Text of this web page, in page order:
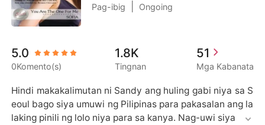
Mag-log out
Kunin ang APP
Bilyonaryo
Bahaghari
Mga Maikling Kwento
Pag-ibig Ongoing
5.0
0Komento(s)
1.8K
Tingnan
51
Mga Kabanata
Hindi makakalimutan ni Sandy ang huling gabi niya sa S
eoul bago siya umuwi ng Pilipinas para pakasalan ang la
laking pinili ng lolo niya para sa kanya. Nag-uwi siya ng l